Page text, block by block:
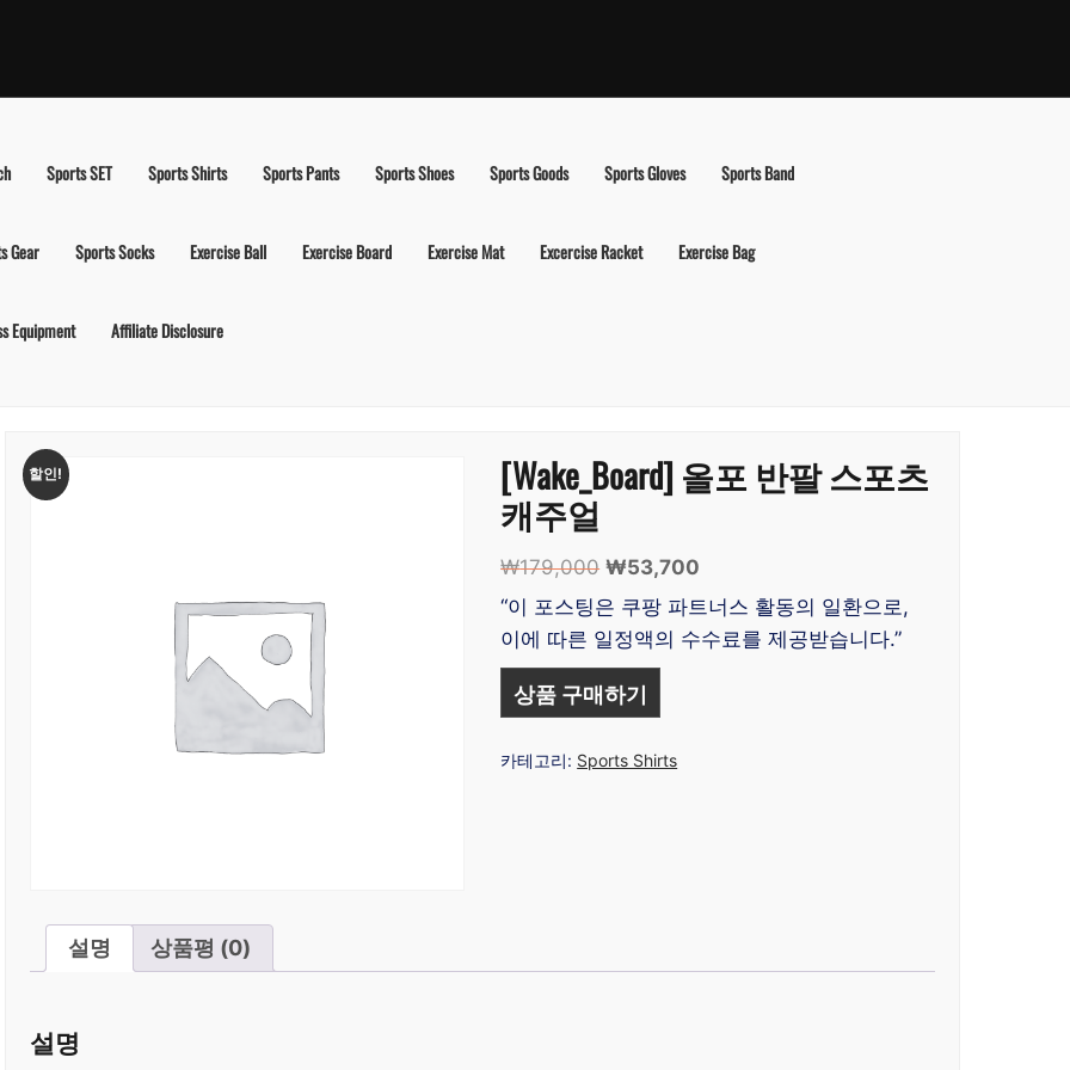
Sports SET Sports Shirts Sports Pants Sports Shoes Sports Goods Sports Gloves Sports Band
Gear Sports Socks Exercise Ball Exercise Board Exercise Mat Excercise Racket Exercise Bag
Equipment Affiliate Disclosure
할인! [Wake_Board] 올포 반팔 스포츠
캐주얼
₩179,000 원
래
가
격:
₩179,000.
₩53,700
재
가
격:
“이 포스팅은 쿠팡 파트너스 활동의 일환으로,
이에 따른 일정액의 수수료를 제공받습니다.”
상품 구매하기
카테고리: Sports Shirts
설명 상품평 (0)
설명